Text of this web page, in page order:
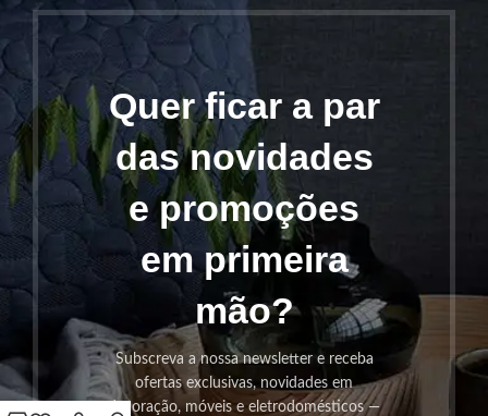
Quer ficar a par
das novidades
e promoções
em primeira
mão?
Subscreva a nossa newsletter e receba
ofertas exclusivas, novidades em
decoração, móveis e eletrodomésticos —